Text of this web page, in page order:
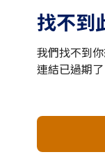
找不到
我們找不到
連結已過期了